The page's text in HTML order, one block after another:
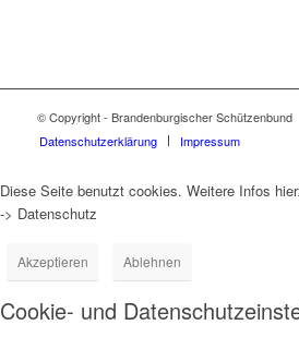
© Copyright - Brandenburgischer Schützenbund
Datenschutzerklärung
Impressum
Diese Seite benutzt cookies. Weitere Infos
-> Datenschutz
Akzeptieren Ablehnen
Cookie- und